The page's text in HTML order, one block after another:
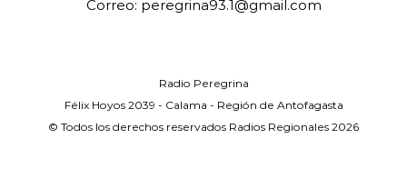
Correo: peregrina93.1@gmail.com
Radio Peregrina
Félix Hoyos 2039 - Calama - Región de Antofagasta
© Todos los derechos reservados Radios Regionales 2026